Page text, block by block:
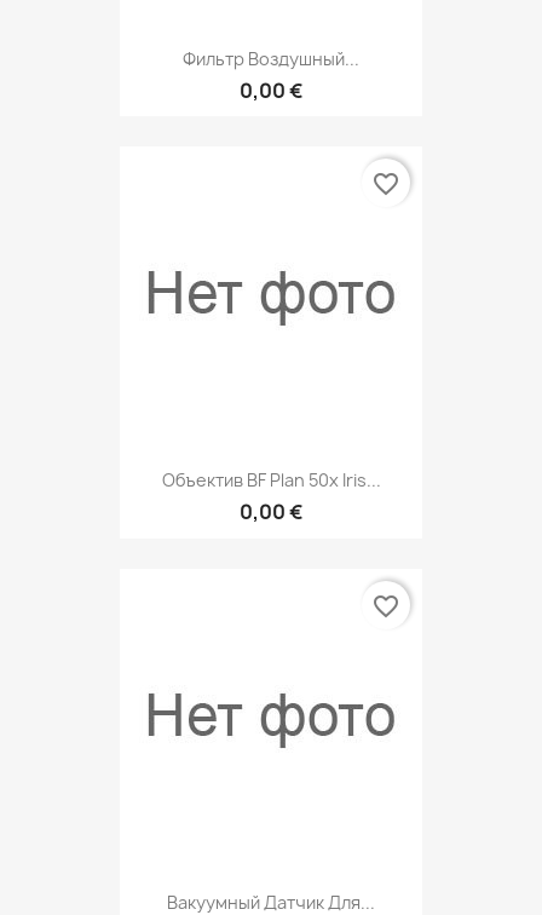
Фильтр Воздушный...
0,00 €
Объектив BF Plan 50x Iris...
0,00 €
favorite_border
Вакуумный Датчик Для...
favorite_border